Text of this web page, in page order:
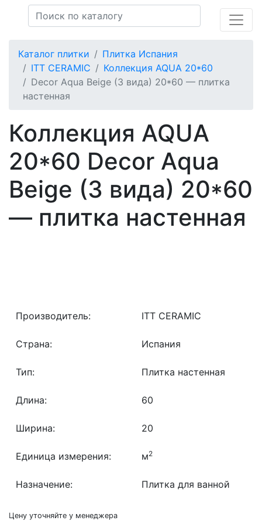
Каталог плитки
Плитка Испания
ITT CERAMIC
Коллекция AQUA 20*60
Decor Aqua Beige (3 вида) 20*60 — плитка
настенная
Коллекция AQUA
20*60 Decor Aqua
Beige (3 вида) 20*60
— плитка настенная
Производитель: ITT CERAMIC
Страна: Испания
Тип: Плитка настенная
Длина: 60
Ширина: 20
Единица измерения: м2
Назначение: Плитка для ванной
Цену уточняйте у менеджера